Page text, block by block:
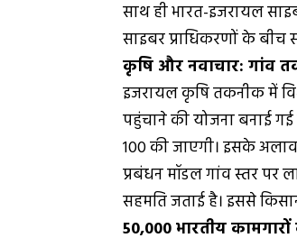
साथ ही भारत-इजरायल
साइबर प्राधिकरणों के बीच
कृषि और नवाचार: गांव
इजरायल कृषि तकनीक में
पहुंचाने की योजना बनाई
100 की जाएगी। इसके
प्रबंधन मॉडल गांव स्तर पर
सहमति जताई है। इससे
50,000 भारतीय